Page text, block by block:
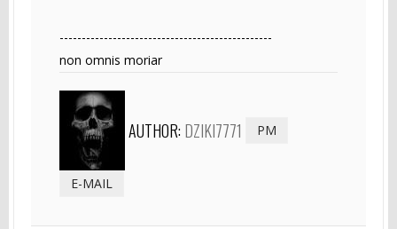
------------------------------------------------
non omnis moriar
AUTHOR: DZIKI7771 PM
E-MAIL